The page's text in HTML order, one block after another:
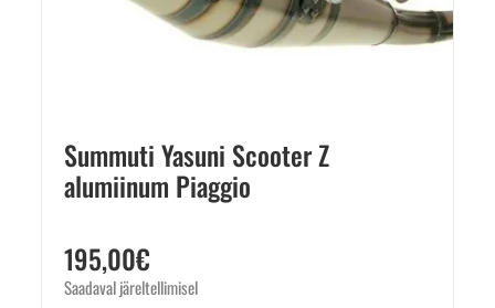
Summuti Yasuni Scooter Z
alumiinum Piaggio
195,00€
Saadaval järeltellimisel